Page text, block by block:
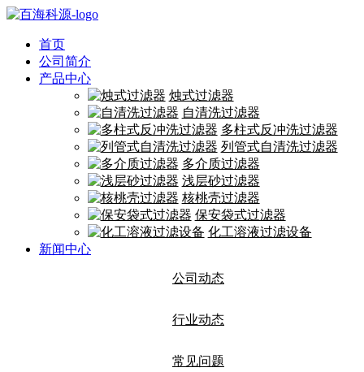
首页
公司简介
产品中心
烛式过滤器
自清洗过滤器
多柱式反冲洗过滤器
列管式自清洗过滤器
多介质过滤器
浅层砂过滤器
核桃壳过滤器
保安袋式过滤器
化工溶液过滤设备
新闻中心
公司动态
行业动态
常见问题